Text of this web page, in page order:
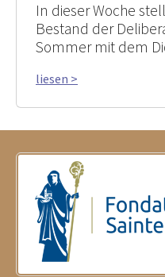
In dieser Woche
Bestand der
Sommer mit dem
liesen >